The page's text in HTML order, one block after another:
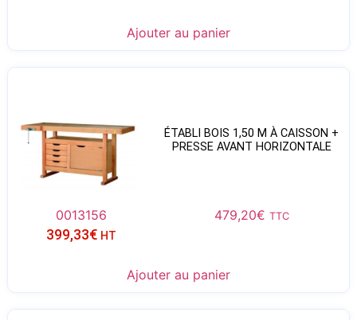
Ajouter au panier
ÉTABLI BOIS 1,50 M À CAISSON +
PRESSE AVANT HORIZONTALE
0013156 479,20€ TTC
399,33€ HT
Ajouter au panier